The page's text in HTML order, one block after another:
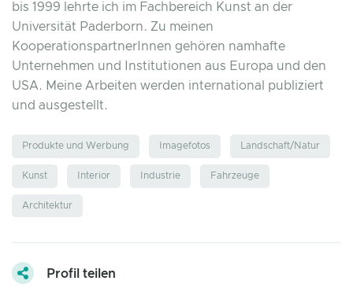
bis 1999 lehrte ich im Fachbereich Kunst an der
Universität Paderborn. Zu meinen
KooperationspartnerInnen gehören namhafte
Unternehmen und Institutionen aus Europa und den
USA. Meine Arbeiten werden international publiziert
und ausgestellt.
Produkte und Werbung Imagefotos Landschaft/Natur
Kunst Interior Industrie Fahrzeuge
Architektur
Profil teilen